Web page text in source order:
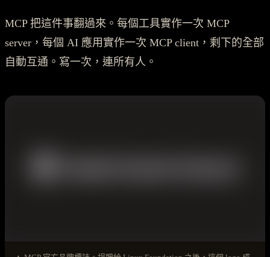
MCP 把這件事翻過來。每個工具實作一次 MCP
server，每個 AI 應用實作一次 MCP client，剩下的全部
自動互通。寫一次，連所有人。